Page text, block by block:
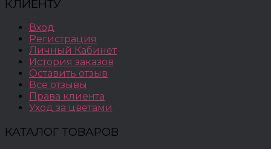
КЛИЕНТУ
Вход
Регистрация
Личный Кабинет
История заказов
Оставить отзыв
Все отзывы
Права клиента
Уход за цветами
КАТАЛОГ ТОВАРОВ